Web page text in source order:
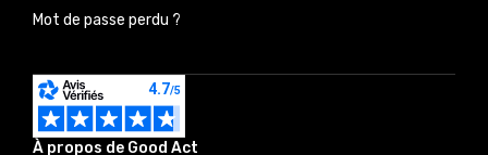
À propos de Good Act
Mot de passe perdu ?